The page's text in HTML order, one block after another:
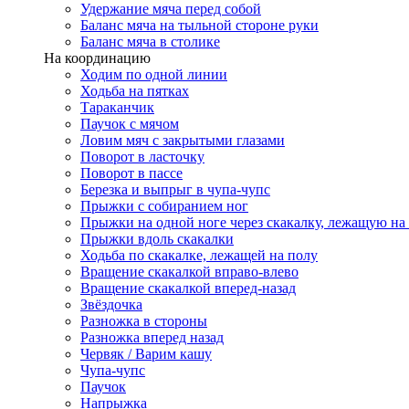
Удержание мяча перед собой
Баланс мяча на тыльной стороне руки
Баланс мяча в столике
На координацию
Ходим по одной линии
Ходьба на пятках
Тараканчик
Паучок с мячом
Ловим мяч с закрытыми глазами
Поворот в ласточку
Поворот в пассе
Березка и выпрыг в чупа-чупс
Прыжки с собиранием ног
Прыжки на одной ноге через скакалку, лежащую на
Прыжки вдоль скакалки
Ходьба по скакалке, лежащей на полу
Вращение скакалкой вправо-влево
Вращение скакалкой вперед-назад
Звёздочка
Разножка в стороны
Разножка вперед назад
Червяк / Варим кашу
Чупа-чупс
Паучок
Напрыжка